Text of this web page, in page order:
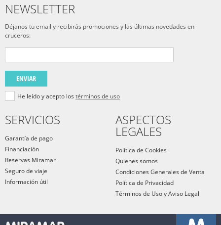
NEWSLETTER
Déjanos tu email y recibirás promociones y las últimas novedades en
cruceros:
ENVIAR
He leído y acepto los términos de uso
SERVICIOS
Garantía de pago
Financiación
Reservas Miramar
Seguro de viaje
Información útil
ASPECTOS
LEGALES
Política de Cookies
Quienes somos
Condiciones Generales de Venta
Política de Privacidad
Términos de Uso y Aviso Legal